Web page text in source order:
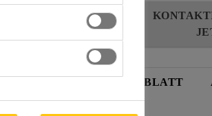
SICHERHEITSDATENBLATT